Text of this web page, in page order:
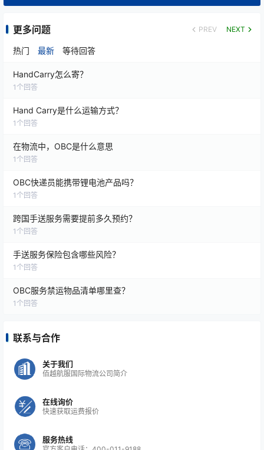
保持24小时客户服务和运营支持；
制定应急运输预案；
根据不同地区快速调整运输方案。
输任务。
OBC服务通常适用于以下类型的货物：
航空航天零部件；
半导体及电子元器件；
高价值样品；
重要商业文件及紧急资料。
企业在选择手提运输服务商时，建议重点关注：
是否具备丰富的国际OBC运输经验；
是否能够提供7×24小时响应服务；
更多问题 PREV NEXT
热门 最新 等待回答
HandCarry怎么寄？
1 个回答
Hand Carry是什么运输方式？
1 个回答
在物流中，OBC是什么意思
1 个回答
OBC快递员能携带锂电池产品吗？
1 个回答
跨国手送服务需要提前多久预约？
1 个回答
手送服务保险包含哪些风险？
1 个回答
OBC服务禁运物品清单哪里查？
1 个回答
联系与合作
关于我们
佰越航服国际物流公司简介
在线询价
快速获取运费报价
服务热线